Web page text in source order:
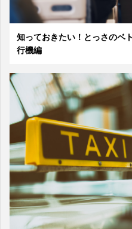
知っておきたい！とっさの
行機編